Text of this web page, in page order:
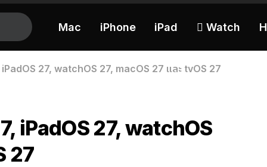
Mac iPhone iPad  Watch
27, watchOS 27, macOS 27 และ tvOS 27
iPadOS 27, watchOS
27